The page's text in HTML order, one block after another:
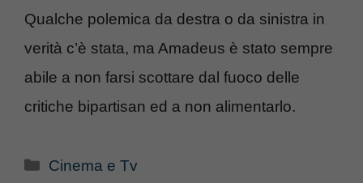
Qualche polemica da destra o da sinistra in
verità c’è stata, ma Amadeus è stato sempre
abile a non farsi scottare dal fuoco delle
critiche bipartisan ed a non alimentarlo.
Categorie
Cinema e Tv